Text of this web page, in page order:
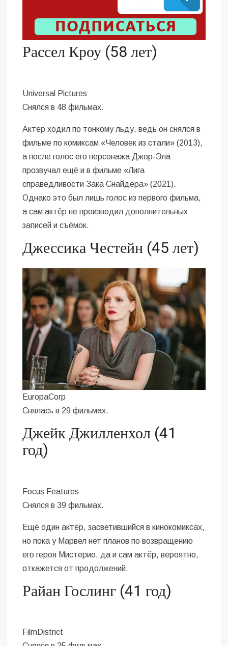
Рассел Кроу (58 лет)
Universal Pictures
Снялся в 48 фильмах.
Актёр ходил по тонкому льду, ведь он снялся в
фильме по комиксам «Человек из стали» (2013),
а после голос его персонажа Джор-Эла
прозвучал ещё и в фильме «Лига
справедливости Зака Снайдера» (2021).
Однако это был лишь голос из первого фильма,
а сам актёр не производил дополнительных
записей и съёмок.
Джессика Честейн (45 лет)
EuropaCorp
Снялась в 29 фильмах.
Джейк Джилленхол (41
год)
Focus Features
Снялся в 39 фильмах.
Ещё один актёр, засветившийся в кинокомиксах,
но пока у Марвел нет планов по возвращению
его героя Мистерио, да и сам актёр, вероятно,
откажется от продолжений.
Райан Гослинг (41 год)
FilmDistrict